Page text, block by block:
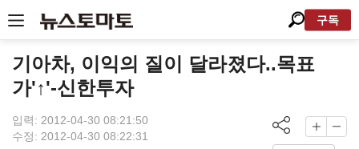
구독
기아차, 이익의 질이 달라졌다..목표
가'↑'-신한투자
입력: 2012-04-30 08:21:50
수정: 2012-04-30 08:22:31